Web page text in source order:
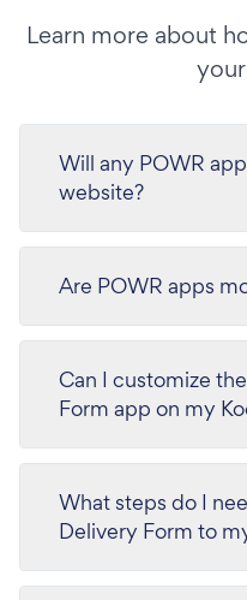
Learn more about
Will any POWR
website?
Are POWR apps
Can I customize
Form app on my
What steps do I
Delivery Form to